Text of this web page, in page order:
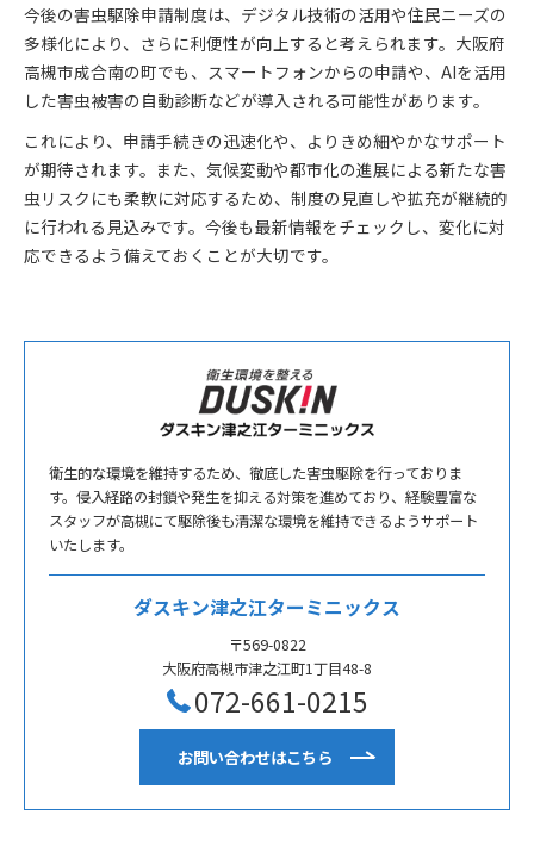
今後の害虫駆除申請制度は、デジタル技術の活用や住民ニーズの
多様化により、さらに利便性が向上すると考えられます。大阪府
高槻市成合南の町でも、スマートフォンからの申請や、AIを活用
した害虫被害の自動診断などが導入される可能性があります。
これにより、申請手続きの迅速化や、よりきめ細やかなサポート
が期待されます。また、気候変動や都市化の進展による新たな害
虫リスクにも柔軟に対応するため、制度の見直しや拡充が継続的
に行われる見込みです。今後も最新情報をチェックし、変化に対
応できるよう備えておくことが大切です。
衛生的な環境を維持するため、徹底した害虫駆除を行っておりま
す。侵入経路の封鎖や発生を抑える対策を進めており、経験豊富な
スタッフが高槻にて駆除後も清潔な環境を維持できるようサポート
いたします。
ダスキン津之江ターミニックス
〒569-0822
大阪府高槻市津之江町1丁目48-8
072-661-0215
お問い合わせはこちら